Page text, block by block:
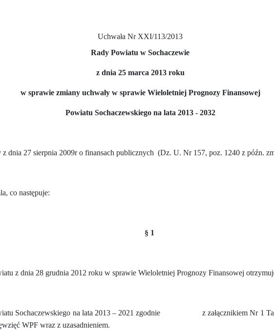
Uchwała Nr XXI/113/2013
Rady Powiatu w Sochaczewie
z dnia 25 marca 2013 roku
w sprawie zmiany uchwały w sprawie Wieloletniej Prognozy Finansowej
Powiatu Sochaczewskiego na lata 2013 - 2032
z dnia 27 sierpnia 2009r o finansach publicznych (Dz. U. Nr 157, poz. 1240 z późn.
co następuje:
§ 1
z dnia 28 grudnia 2012 roku w sprawie Wieloletniej Prognozy Finansowej
Sochaczewskiego na lata 2013 – 2021 zgodnie
z załącznikiem Nr 1
WPF wraz z uzasadnieniem.